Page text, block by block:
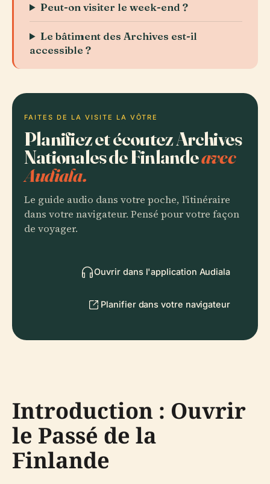
Peut-on visiter le week-end ?
Le bâtiment des Archives est-il
accessible ?
FAITES DE LA VISITE LA VÔTRE
Planifiez et écoutez Archives
Nationales de Finlandeavec
Audiala.
Le guide audio dans votre poche, l'itinéraire
dans votre navigateur. Pensé pour votre façon
de voyager.
Ouvrir dans l'application Audiala
Planifier dans votre navigateur
Introduction : Ouvrir
le Passé de la
Finlande